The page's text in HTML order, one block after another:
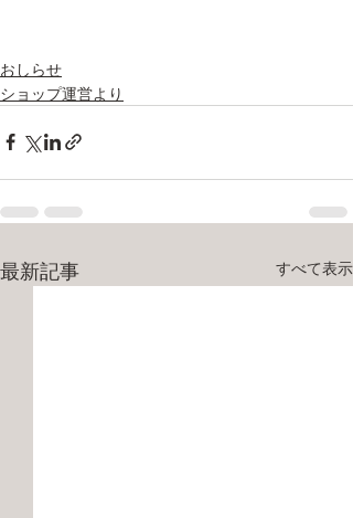
おしらせ
ショップ運営より
最新記事 すべて表示